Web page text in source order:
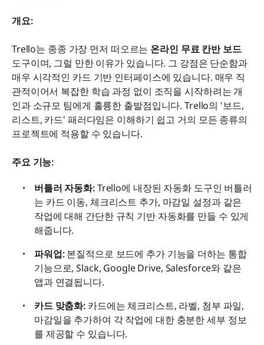
개요:
Trello는 종종 가장 먼저 떠오르는 온라인 무료 칸반 보드
도구이며, 그럴 만한 이유가 있습니다. 그 강점은 단순함과
매우 시각적인 카드 기반 인터페이스에 있습니다. 매우 직
관적이어서 복잡한 학습 과정 없이 조직을 시작하려는 개
인과 소규모 팀에게 훌륭한 출발점입니다. Trello의 '보드,
리스트, 카드' 패러다임은 이해하기 쉽고 거의 모든 종류의
프로젝트에 적용할 수 있습니다.
주요 기능:
버틀러 자동화: Trello에 내장된 자동화 도구인 버틀러
는 카드 이동, 체크리스트 추가, 마감일 설정과 같은
작업에 대해 간단한 규칙 기반 자동화를 만들 수 있게
해줍니다.
파워업: 본질적으로 보드에 추가 기능을 더하는 통합
기능으로, Slack, Google Drive, Salesforce와 같은
앱과 연결됩니다.
카드 맞춤화: 카드에는 체크리스트, 라벨, 첨부 파일,
마감일을 추가하여 각 작업에 대한 충분한 세부 정보
를 제공할 수 있습니다.